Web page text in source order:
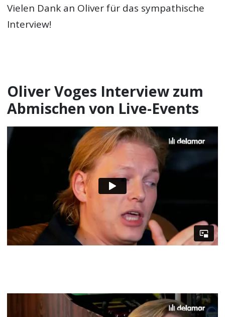
Vielen Dank an Oliver für das sympathische
Interview!
Oliver Voges Interview zum
Abmischen von Live-Events